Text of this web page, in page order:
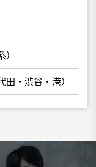
・渋谷・港）